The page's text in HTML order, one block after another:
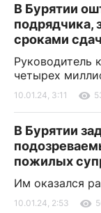
В Бурятии
подрядчика,
сроками
Руководитель
четырех
10.01.24, 3:11
В Бурятии
пожилых
Им оказался
10.01.24, 2:53